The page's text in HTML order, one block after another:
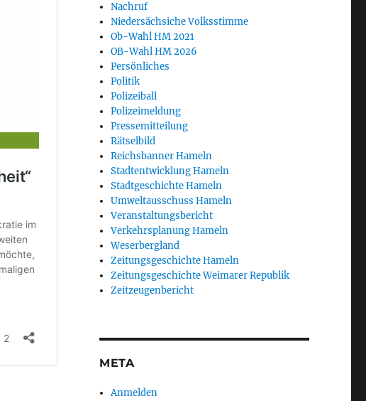
Nachruf
Niedersächsiche Volksstimme
Ob-Wahl HM 2021
OB-Wahl HM 2026
Persönliches
Politik
Polizeiball
Polizeimeldung
Pressemitteilung
Rätselbild
Reichsbanner Hameln
Stadtentwicklung Hameln
Stadtgeschichte Hameln
Umweltausschuss Hameln
Veranstaltungsbericht
Verkehrsplanung Hameln
Weserbergland
Zeitungsgeschichte Hameln
Zeitungsgeschichte Weimarer Republik
Zeitzeugenbericht
META
Anmelden